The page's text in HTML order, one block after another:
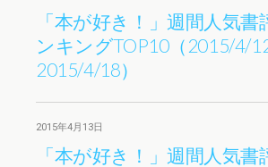
「本が好き！」週間人気書
ンキングTOP10（2015/4/
2015/4/18）
2015年4月13日
「本が好き！」週間人気書